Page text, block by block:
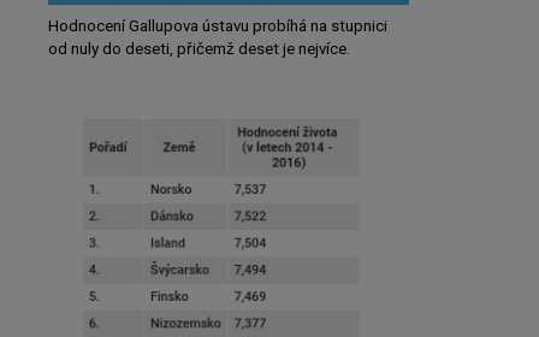
Hodnocení Gallupova ústavu probíhá na stupnici
od nuly do deseti, přičemž deset je nejvíce.